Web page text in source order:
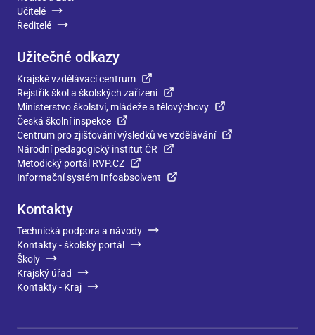
Učitelé
Ředitelé
Užitečné odkazy
Krajské vzdělávací centrum
Rejstřík škol a školských zařízení
Ministerstvo školství, mládeže a tělovýchovy
Česká školní inspekce
Centrum pro zjišťování výsledků ve vzdělávání
Národní pedagogický institut ČR
Metodický portál RVP.CZ
Informační systém Infoabsolvent
Kontakty
Technická podpora a návody
Kontakty - školský portál
Školy
Krajský úřad
Kontakty - Kraj